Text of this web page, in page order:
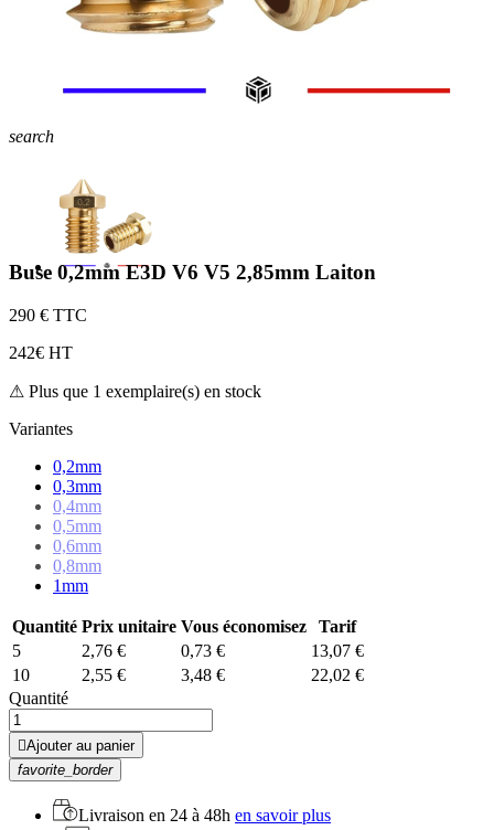
search
Buse 0,2mm E3D V6 V5 2,85mm Laiton
290 € TTC
242€ HT
⚠ Plus que 1 exemplaire(s) en stock
Variantes
0,2mm
0,3mm
0,4mm
0,5mm
0,6mm
0,8mm
1mm
Quantité Prix unitaire Vous économisez
Tarif
5
2,76 € 0,73 €
13,07 €
10
2,55 € 3,48 €
22,02 €
Quantité
Ajouter au panier
favorite_border
Livraison en 24 à 48h en savoir plus